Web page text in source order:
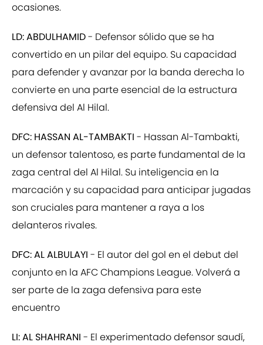
ocasiones.
LD: ABDULHAMID- Defensor sólido que se ha
convertido en un pilar del equipo. Su capacidad
para defender y avanzar por la banda derecha lo
convierte en una parte esencial de la estructura
defensiva del Al Hilal.
DFC: HASSAN AL-TAMBAKTI - Hassan Al-Tambakti,
un defensor talentoso, es parte fundamental de la
zaga central del Al Hilal. Su inteligencia en la
marcación y su capacidad para anticipar jugadas
son cruciales para mantener a raya a los
delanteros rivales.
DFC: AL ALBULAYI - El autor del gol en el debut del
conjunto en la AFC Champions League. Volverá a
ser parte de la zaga defensiva para este
encuentro
LI: AL SHAHRANI - El experimentado defensor saudí,